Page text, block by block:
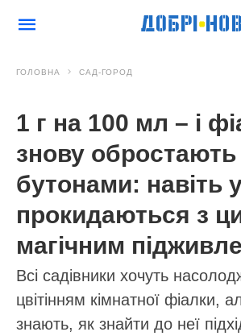
ГОЛОВНА САД-ГОРОД
1 г на 100 мл – і
знову обростають
бутонами: навіть
прокидаються з
магічним
Всі садівники хочуть
цвітінням кімнатної фіалки,
знають, як знайти до неї